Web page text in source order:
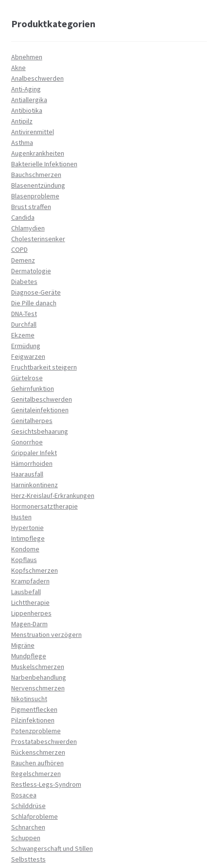
Produktkategorien
Abnehmen
Akne
Analbeschwerden
Anti-Aging
Antiallergika
Antibiotika
Antipilz
Antivirenmittel
Asthma
Augenkrankheiten
Bakterielle Infektionen
Bauchschmerzen
Blasenentzündung
Blasenprobleme
Brust straffen
Candida
Chlamydien
Cholesterinsenker
COPD
Demenz
Dermatologie
Diabetes
Diagnose-Geräte
Die Pille danach
DNA-Test
Durchfall
Ekzeme
Ermüdung
Feigwarzen
Fruchtbarkeit steigern
Gürtelrose
Gehirnfunktion
Genitalbeschwerden
Genitaleinfektionen
Genitalherpes
Gesichtsbehaarung
Gonorrhoe
Grippaler Infekt
Hämorrhoiden
Haarausfall
Harninkontinenz
Herz-Kreislauf-Erkrankungen
Hormonersatztherapie
Husten
Hypertonie
Intimpflege
Kondome
Kopflaus
Kopfschmerzen
Krampfadern
Lausbefall
Lichttherapie
Lippenherpes
Magen-Darm
Menstruation verzögern
Migräne
Mundpflege
Muskelschmerzen
Narbenbehandlung
Nervenschmerzen
Nikotinsucht
Pigmentflecken
Pilzinfektionen
Potenzprobleme
Prostatabeschwerden
Rückenschmerzen
Rauchen aufhören
Regelschmerzen
Restless-Legs-Syndrom
Rosacea
Schilddrüse
Schlafprobleme
Schnarchen
Schuppen
Schwangerschaft und Stillen
Selbsttests